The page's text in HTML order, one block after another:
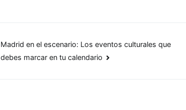
Madrid en el escenario: Los eventos culturales que
debes marcar en tu calendario